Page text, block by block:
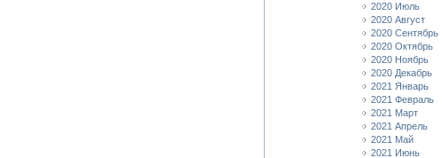
2020 Июль
2020 Август
2020 Сентябрь
2020 Октябрь
2020 Ноябрь
2020 Декабрь
2021 Январь
2021 Февраль
2021 Март
2021 Апрель
2021 Май
2021 Июнь